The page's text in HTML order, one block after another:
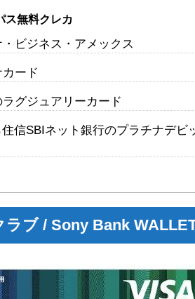
ス無料クレカ
ビジネス・アメックス
ード
グジュアリーカード
信SBIネット銀行のプラチナデビ
ブ / Sony Bank